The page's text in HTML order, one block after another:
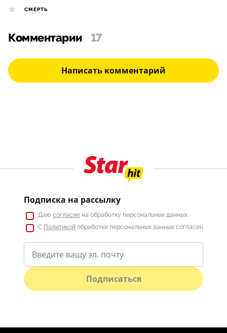
СМЕРТЬ
Комментарии 17
Написать комментарий
Подписка на рассылку
Даю согласие на обработку персональных данных
С Политикой обработки персональных данных согласен
Подписаться